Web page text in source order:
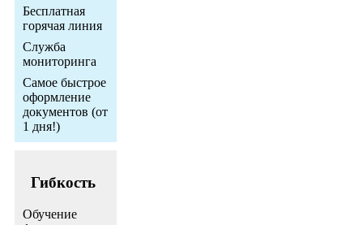
Бесплатная
горячая линия
Служба
мониторинга
Самое быстрое
оформление
документов (от
1 дня!)
Гибкость
Обучение